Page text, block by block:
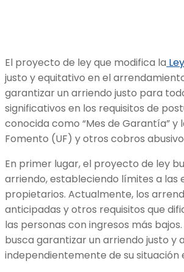
El proyecto de ley que modifica la
justo y equitativo en el
garantizar un arriendo justo para
significativos en los requisitos de
conocida como “Mes de Garantía”
Fomento (UF) y otros cobros
En primer lugar, el proyecto de ley
arriendo, estableciendo límites a las
propietarios. Actualmente, los
anticipadas y otros requisitos que
las personas con ingresos más
busca garantizar un arriendo justo y
independientemente de su situación